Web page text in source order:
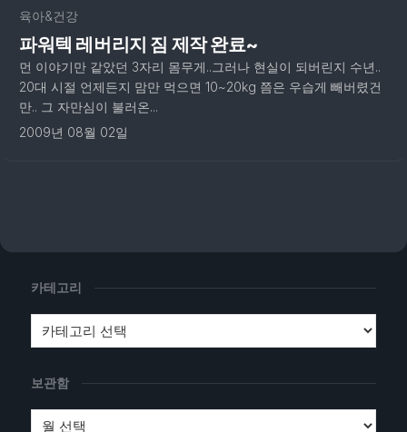
육아&건강
파워텍 레버리지 짐 제작 완료~
먼 이야기만 같았던 3자리 몸무게..그러나 현실이 되버린지 수년..
20대 시절 언제든지 맘만 먹으면 10~20kg 쯤은 우습게 빼버렸건
만.. 그 자만심이 불러온...
2009년 08월 02일
카테고리
보관함